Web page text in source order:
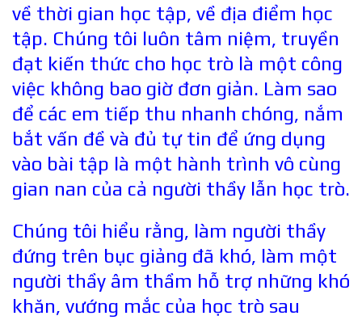
về thời gian học tập, về địa điểm học
tập. Chúng tôi luôn tâm niệm, truyền
đạt kiến thức cho học trò là một công
việc không bao giờ đơn giản. Làm sao
để các em tiếp thu nhanh chóng, nắm
bắt vấn đề và đủ tự tin để ứng dụng
vào bài tập là một hành trình vô cùng
gian nan của cả người thầy lẫn học trò.
Chúng tôi hiểu rằng, làm người thầy
đứng trên bục giảng đã khó, làm một
người thầy âm thầm hỗ trợ những khó
khăn, vướng mắc của học trò sau